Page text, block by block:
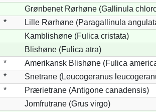
Grønbenet Rørhøne (Gallinula
*
Lille Rørhøne (Paragallinula
Kamblishøne (Fulica cristata)
Blishøne (Fulica atra)
*
Amerikansk Blishøne (Fulica
*
Snetrane (Leucogeranus
*
Prærietrane (Antigone canadensis)
Jomfrutrane (Grus virgo)